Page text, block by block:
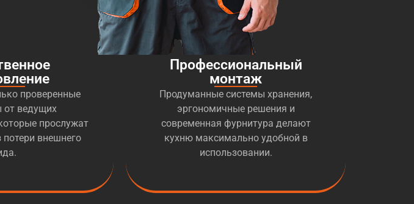
проверенные
от ведущих
прослужат
потери внешнего
Профессиональный
монтаж
Продуманные системы хранения,
эргономичные решения и
современная фурнитура делают
кухню максимально удобной в
использовании.